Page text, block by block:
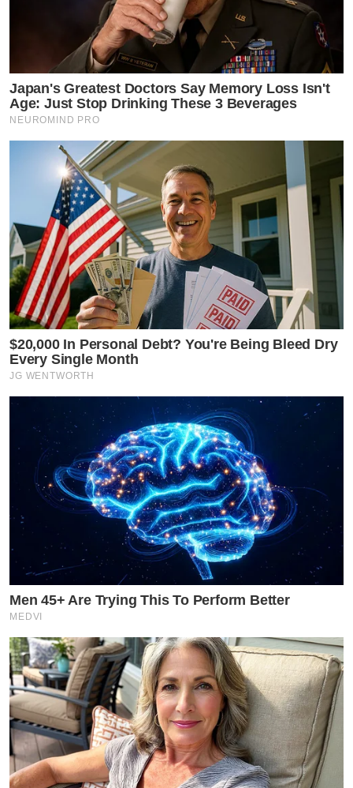
Japan's Greatest Doctors Say Memory Loss Isn't
Age: Just Stop Drinking These 3 Beverages
NEUROMIND PRO
$20,000 In Personal Debt? You're Being Bleed Dry
Every Single Month
JG WENTWORTH
Men 45+ Are Trying This To Perform Better
MEDVI